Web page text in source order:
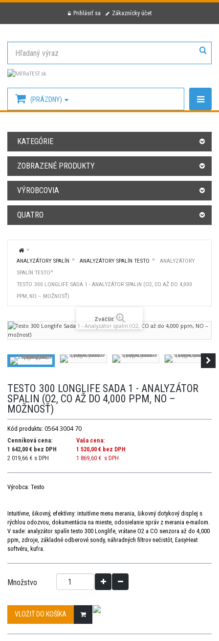
Prihlásiť sa Zákaznícky účet
(PRÁZDNY)
KATEGÓRIE
ZOBRAZENÉ PRODUKTY
VÝROBCOVIA
QUATRO
ANALYZÁTORY SPALÍN ANALYZÁTORY SPALÍN TESTO
ANALYZÁTORY
SPALÍN TESTO
TESTO 300 LONGLIFE SADA 1 - ANALYZÁTOR SPALIN (O2, CO AŽ DO 4,000
PPM, NO – MOŽNOSŤ)
Zväčšiť
TESTO 300 LONGLIFE SADA 1 - ANALYZÁTOR
SPALIN (O2, CO AŽ DO 4,000 PPM, NO –
MOŽNOSŤ)
Kód produktu: 0564 3004 70
Cenníková cena:
1 642,00 € bez DPH
2 019,66 € s DPH
Vaša cena:
1 520,00 € bez DPH
1 869,60 € s DPH
Výrobca: Testo
Intuitívne, šikovný, efektívny: intuitívne menu merania, šikovný dotykový displej s
rýchlou odozvou, dokumentácia na mieste, odosielanie správ z merania e-mailom.
V sade: analyzátor spalín testo 300 Longlife, vrátane O2 a CO senzora až do 4,000
ppm, zdroje, základné odberové sondy, náhradných filtrov nečistôt, EasyHeat
softvéru, kufra.
Množstvo
VLOŽIŤ DO KOŠÍKA